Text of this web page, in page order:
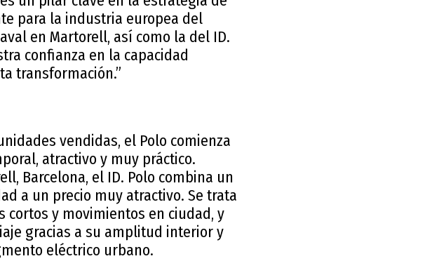
para la industria europea del
en Martorell, así como la del ID.
confianza en la capacidad
transformación.”
vendidas, el Polo comienza
atractivo y muy práctico.
Barcelona, el ID. Polo combina un
a un precio muy atractivo. Se trata
y movimientos en ciudad, y
gracias a su amplitud interior y
eléctrico urbano.